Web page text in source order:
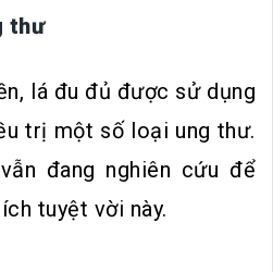
thư
lá đu đủ được sử dụng
trị một số loại ung thư.
đang nghiên cứu để
tuyệt vời này.